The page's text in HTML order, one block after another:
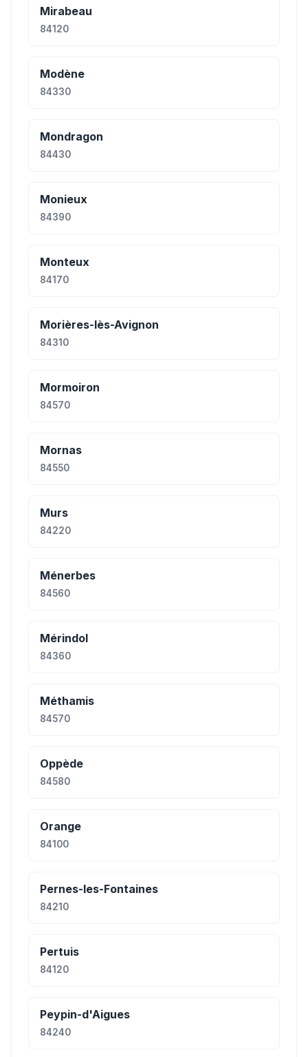
Mirabeau
84120
Modène
84330
Mondragon
84430
Monieux
84390
Monteux
84170
Morières-lès-Avignon
84310
Mormoiron
84570
Mornas
84550
Murs
84220
Ménerbes
84560
Mérindol
84360
Méthamis
84570
Oppède
84580
Orange
84100
Pernes-les-Fontaines
84210
Pertuis
84120
Peypin-d'Aigues
84240